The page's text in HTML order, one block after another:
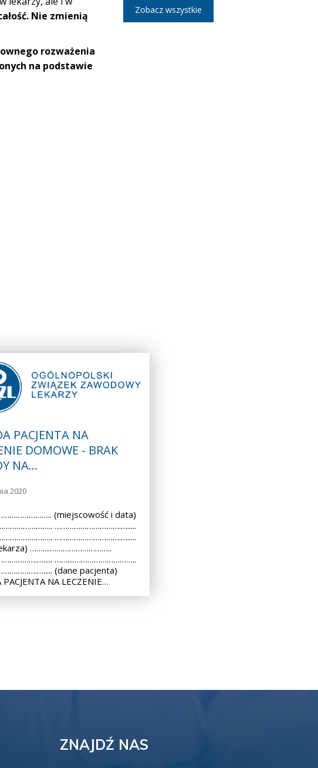
Nie zmienią
rozważenia
na podstawie
Zobacz wszystkie
PACJENTA NA
DOMOWE - BRAK
NA…
2020
(miejscowość i data)
………………………….….....
………………………….….....
……....………………………..
……....………………………..
(dane pacjenta)
PACJENTA NA LECZENIE…
ZNAJDŹ NAS